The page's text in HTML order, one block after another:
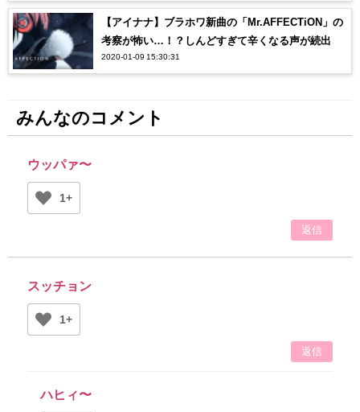
【アイナナ】ブラホワ新曲の「Mr.AFFECTiON」の
考察が怖い…！？しんどすぎて辛くなる声が続出
2020-01-09 15:30:31
みんなのコメント
ウッパァ〜
1+
返信
スッチョン
1+
返信
ハヒィ〜